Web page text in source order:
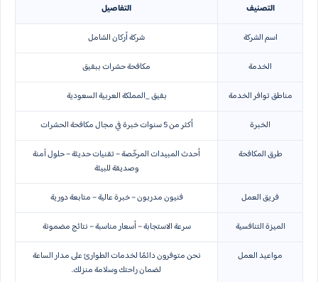
التصنيف
التفاصيل
اسم الشركة
شركة أركان الشامل
الخدمة
مكافحة حشرات ببقيق
مناطق توافر الخدمة
بقيق _المملكة العربية السعودية
الخبرة
أكثر من 5 سنوات خبرة في مجال مكافحة الحشرات
طرق المكافحة
أحدث المبيدات المرخّصة – تقنيات حديثة – حلول آمنة
وصديقة للبيئة
فريق العمل
فنيون مدربون – خبرة عالية – متابعة دورية
الميزة التنافسية
سرعة الاستجابة – أسعار مناسبة – نتائج مضمونة
مواعيد العمل
نحن متوفرون دائمًا لخدمات الطوارئ على مدار الساعة
لضمان راحتك وسلامة منزلك.